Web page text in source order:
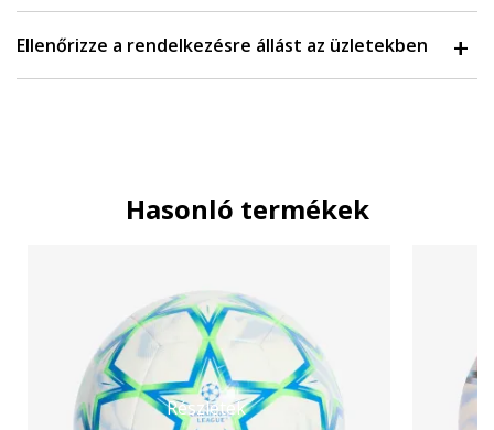
Ellenőrizze a rendelkezésre állást az üzletekben
Hasonló termékek
Részletek